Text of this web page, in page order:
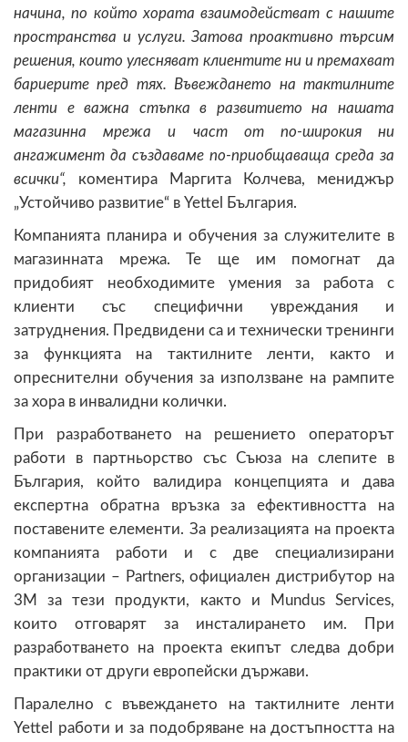
начина, по който хората взаимодействат с нашите
пространства и услуги. Затова проактивно търсим
решения, които улесняват клиентите ни и премахват
бариерите пред тях. Въвеждането на тактилните
ленти е важна стъпка в развитието на нашата
магазинна мрежа и част от по-широкия ни
ангажимент да създаваме по-приобщаваща среда за
всички“, коментира Маргита Колчева, мениджър
„Устойчиво развитие“ в Yettel България.
Компанията планира и обучения за служителите в
магазинната мрежа. Те ще им помогнат да
придобият необходимите умения за работа с
клиенти със специфични увреждания и
затруднения. Предвидени са и технически тренинги
за функцията на тактилните ленти, както и
опреснителни обучения за използване на рампите
за хора в инвалидни колички.
При разработването на решението операторът
работи в партньорство със Съюза на слепите в
България, който валидира концепцията и дава
експертна обратна връзка за ефективността на
поставените елементи. За реализацията на проекта
компанията работи и с две специализирани
организации – Partners, официален дистрибутор на
3M за тези продукти, както и Mundus Services,
които отговарят за инсталирането им. При
разработването на проекта екипът следва добри
практики от други европейски държави.
Паралелно с въвеждането на тактилните ленти
Yettel работи и за подобряване на достъпността на